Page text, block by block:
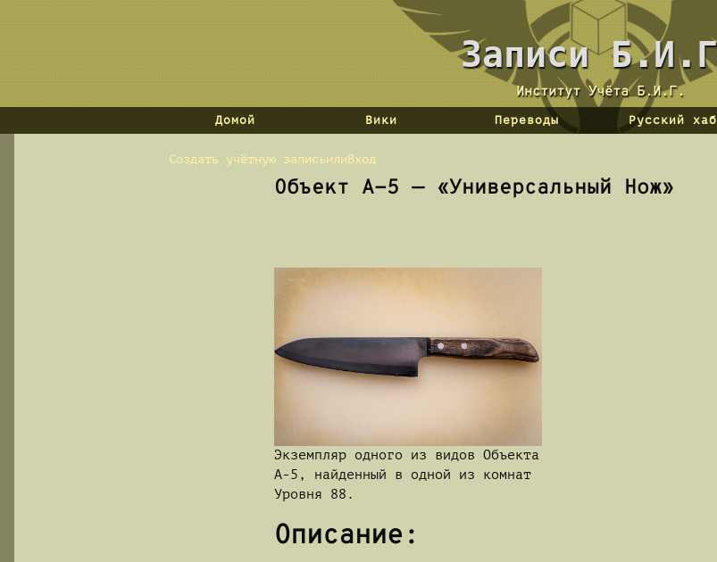
База данных Backrooms
Вы бывали здесь раньше.
Домой Вики Переводы Русский хаб
Создать учётную записьилиВход
Объект А-5 — «Универсальный Нож»
Экземпляр одного из видов Объекта
А-5, найденный в одной из комнат
Уровня 88.
Описание: